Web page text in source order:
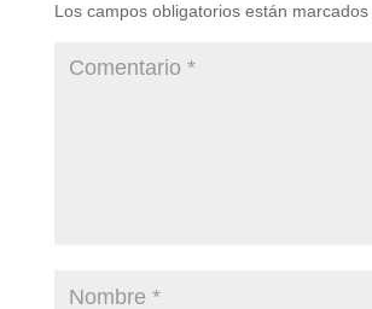
Los campos obligatorios están marcados